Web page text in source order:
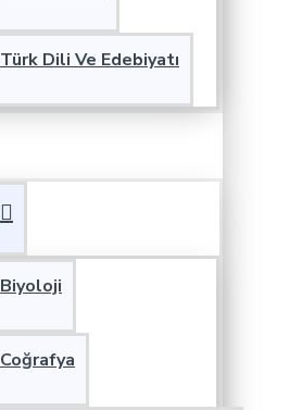
Türk Dili Ve Edebiyatı
Biyoloji
Coğrafya